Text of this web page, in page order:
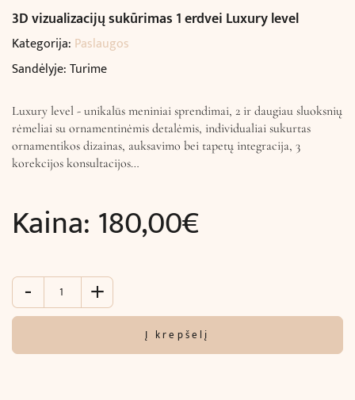
3D vizualizacijų sukūrimas 1 erdvei Luxury level
Kategorija: Paslaugos
Sandėlyje: Turime
Luxury level - unikalūs meniniai sprendimai, 2 ir daugiau sluoksnių
rėmeliai su ornamentinėmis detalėmis, individualiai sukurtas
ornamentikos dizainas, auksavimo bei tapetų integracija, 3
korekcijos konsultacijos…
Kaina: 180,00€
-
3D
sukūrimas
+
Į krepšelį